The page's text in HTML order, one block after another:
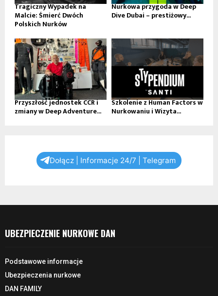
Tragiczny Wypadek na
Malcie: Śmierć Dwóch
Polskich Nurków
Nurkowa przygoda w Deep
Dive Dubai – prestiżowy...
Przyszłość jednostek CCR i
zmiany w Deep Adventure...
Szkolenie z Human Factors w
Nurkowaniu i Wizyta...
Dołącz | Informacje 24/7 | Telegram
UBEZPIECZENIE NURKOWE DAN
Podstawowe informacje
Ubezpieczenia nurkowe
DAN FAMILY